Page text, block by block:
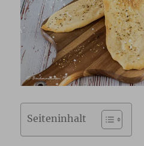
Seiteninhalt